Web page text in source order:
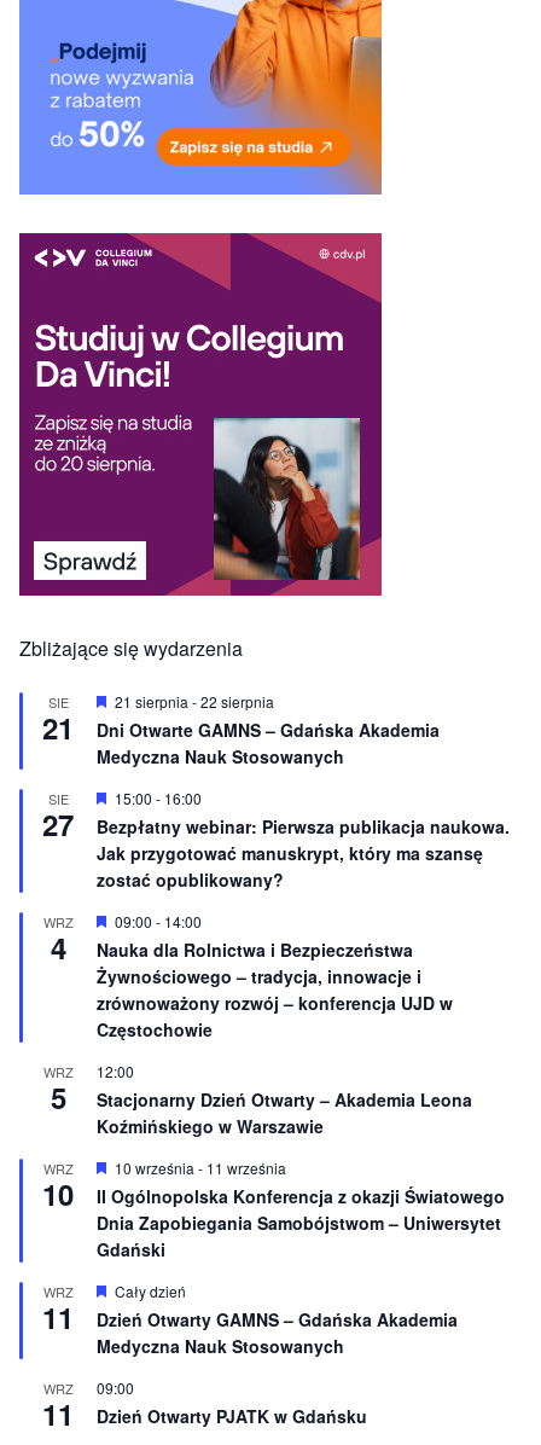
Zbliżające się wydarzenia
SIE
21
W
r
ó
n
o
n
e
21 sierpnia -22 sierpnia
Dni Otwarte GAMNS – Gdańska Akademia
Medyczna Nauk Stosowanych
SIE
27
W
r
ó
ż
n
i
o
n
e
15:00 - 16:00
Bezpłatny webinar: Pierwsza publikacja naukowa.
Jak przygotować manuskrypt, który ma szansę
zostać opublikowany?
WRZ
4
W
r
ó
ż
n
i
n
e
09:00 - 14:00
Nauka dla Rolnictwa i Bezpieczeństwa
Żywnościowego – tradycja, innowacje i
zrównoważony rozwój – konferencja UJD w
Częstochowie
WRZ
5
12:00
Stacjonarny Dzień Otwarty – Akademia Leona
Koźmińskiego w Warszawie
WRZ
10
W
y
r
ó
ż
n
o
n
e
10 września - 11 września
II Ogólnopolska Konferencja z okazji Światowego
Dnia Zapobiegania Samobójstwom – Uniwersytet
Gdański
WRZ
11
W
y
r
ó
n
o
Cały dzień
Dzień Otwarty GAMNS – Gdańska Akademia
Medyczna Nauk Stosowanych
WRZ
11
09:00
Dzień Otwarty PJATK w Gdańsku